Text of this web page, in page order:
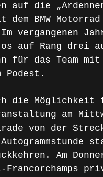
auf die
BMW Motorrad
vergangenen
auf Rang drei
für das Team
Podest.
die Möglichkeit
am
von der
Am